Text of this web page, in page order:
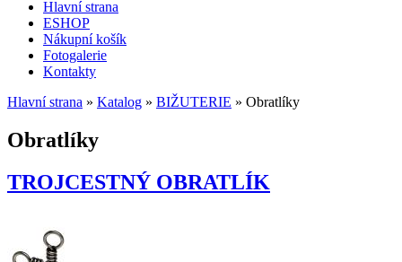
Hlavní strana
ESHOP
Nákupní košík
Fotogalerie
Kontakty
Hlavní strana » Katalog » BIŽUTERIE » Obratlíky
Obratlíky
TROJCESTNÝ OBRATLÍK